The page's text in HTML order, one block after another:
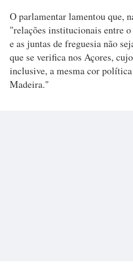
O parlamentar lamentou que,
"relações institucionais entre
e as juntas de freguesia não
que se verifica nos Açores,
inclusive, a mesma cor
Madeira."